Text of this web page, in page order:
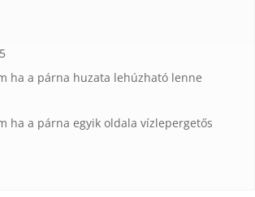
ha a párna huzata lehúzható lenne
ha a párna egyik oldala vízlepergetős